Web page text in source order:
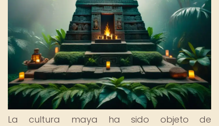
La cultura maya ha sido objeto de